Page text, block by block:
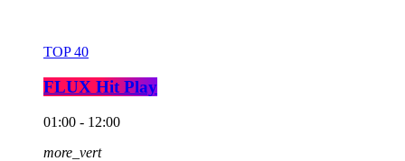
TOP 40
FLUX Hit Play
01:00 - 12:00
more_vert